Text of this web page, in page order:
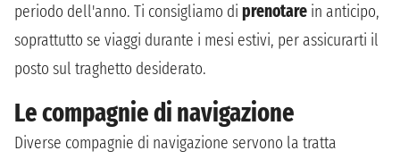
periodo dell'anno. Ti consigliamo di prenotare in anticipo,
soprattutto se viaggi durante i mesi estivi, per assicurarti il
posto sul traghetto desiderato.
Le compagnie di navigazione
Diverse compagnie di navigazione servono la tratta